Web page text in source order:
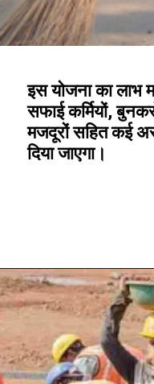
इस योजना का लाभ
सफाई कर्मियों,
मजदूरों सहित कई
दिया जाएगा।